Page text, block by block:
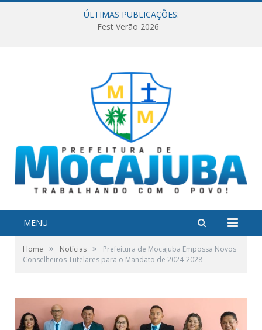
ÚLTIMAS PUBLICAÇÕES:
Fest Verão 2026
MENU
Home » Notícias »
Prefeitura de Mocajuba Empossa Novos
Conselheiros Tutelares para o Mandato de 2024-2028